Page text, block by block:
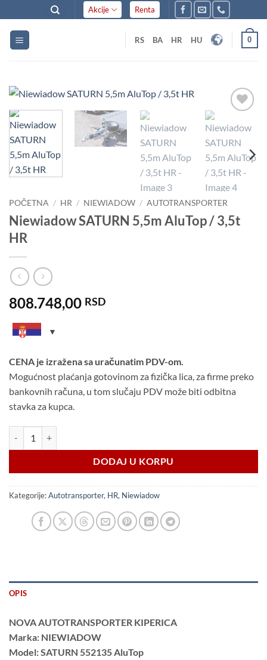
to
content
Akcije Renta
RS BA HR HU 0
u listu
želja
POČETNA / HR / NIEWIADOW / AUTOTRANSPORTER
Niewiadow SATURN 5,5m AluTop / 3,5t
HR
808.748,00 RSD
CENA je izražena sa uračunatim PDV-om.
Mogućnost plaćanja gotovinom za fizička lica, za firme preko
bankovnih računa, u tom slučaju PDV može biti odbitna
stavka za kupca.
DODAJ U KORPU
Kategorije:Autotransporter, HR, Niewiadow
OPIS
NOVA AUTOTRANSPORTER KIPERICA
Marka: NIEWIADOW
Model: SATURN 552135 AluTop